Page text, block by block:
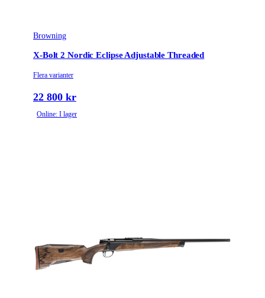
Browning
X-Bolt 2 Nordic Eclipse Adjustable Threaded
Flera varianter
22 800 kr
Online: I lager